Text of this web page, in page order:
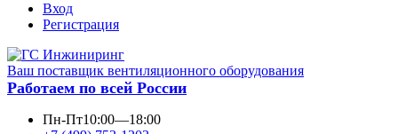
Вход
Регистрация
Ваш поставщик вентиляционного оборудования
Работаем по всей России
Пн-Пт10:00—18:00